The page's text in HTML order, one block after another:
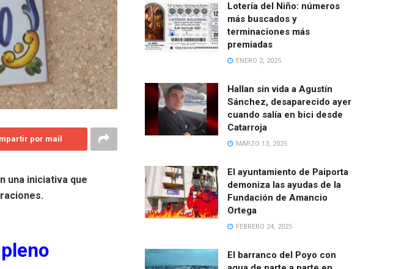
por mail
una iniciativa que
Lotería del Niño: números
más buscados y
terminaciones más
premiadas
ENERO 2, 2025
Hallan sin vida a Agustín
Sánchez, desaparecido ayer
cuando salía en bici desde
Catarroja
MARZO 13, 2025
El ayuntamiento de Paiporta
demoniza las ayudas de la
Fundación de Amancio
Ortega
FEBRERO 24, 2025
El barranco del Poyo con